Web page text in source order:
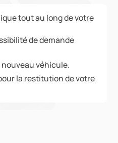
tout au long de votre
de demande
véhicule.
la restitution de votre